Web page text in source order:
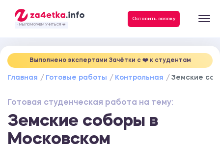
- МЫ ПОМОГАЕМ УЧИТЬСЯ ❤️
Оставить заявку
Выполнено экспертами Зачётки c ❤️ к студентам
Главная Готовые работы Контрольная Земские
Готовая студенческая работа на тему:
Земские соборы в
Московском